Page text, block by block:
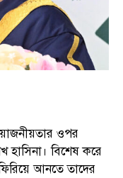
ওপর
হাসিনা। বিশেষ করে
আনতে তাদের